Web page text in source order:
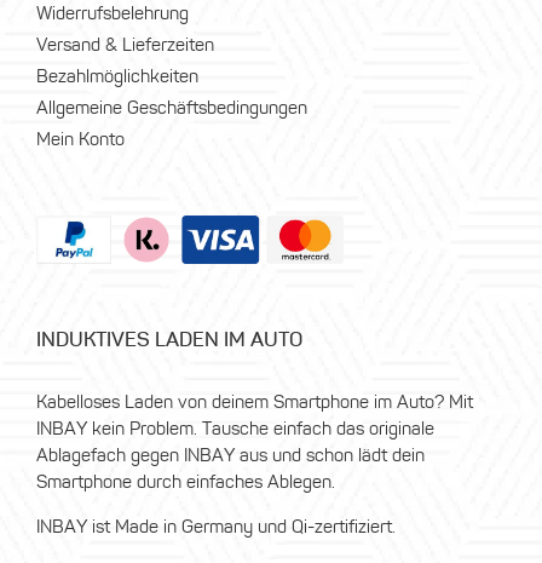
Widerrufsbelehrung
Versand & Lieferzeiten
Bezahlmöglichkeiten
Allgemeine Geschäftsbedingungen
Mein Konto
INDUKTIVES LADEN IM AUTO
Kabelloses Laden von deinem Smartphone im Auto? Mit
INBAY kein Problem. Tausche einfach das originale
Ablagefach gegen INBAY aus und schon lädt dein
Smartphone durch einfaches Ablegen.
INBAY ist Made in Germany und Qi-zertifiziert.